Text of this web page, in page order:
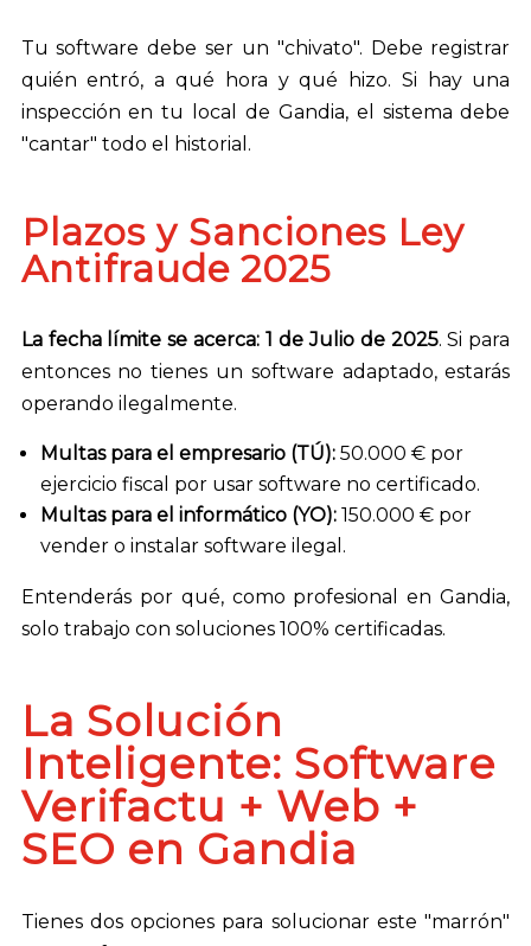
Tu software debe ser un "chivato". Debe registrar
quién entró, a qué hora y qué hizo. Si hay una
inspección en tu local de Gandia, el sistema debe
"cantar" todo el historial.
Plazos y Sanciones Ley
Antifraude 2025
La fecha límite se acerca: 1 de Julio de 2025. Si para
entonces no tienes un software adaptado, estarás
operando ilegalmente.
Multas para el empresario (TÚ):50.000 € por
ejercicio fiscal por usar software no certificado.
Multas para el informático (YO):150.000 € por
vender o instalar software ilegal.
Entenderás por qué, como profesional en Gandia,
solo trabajo con soluciones 100% certificadas.
La Solución
Inteligente: Software
Verifactu + Web +
SEO en Gandia
Tienes dos opciones para solucionar este "marrón"